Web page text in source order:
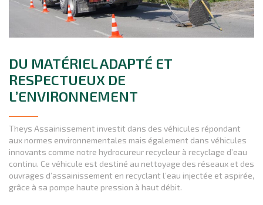
DU MATÉRIEL ADAPTÉ ET
RESPECTUEUX DE
L’ENVIRONNEMENT
Theys Assainissement investit dans des véhicules répondant
aux normes environnementales mais également dans véhicules
innovants comme notre hydrocureur recycleur à recyclage d’eau
continu. Ce véhicule est destiné au nettoyage des réseaux et des
ouvrages d’assainissement en recyclant l’eau injectée et aspirée,
grâce à sa pompe haute pression à haut débit.